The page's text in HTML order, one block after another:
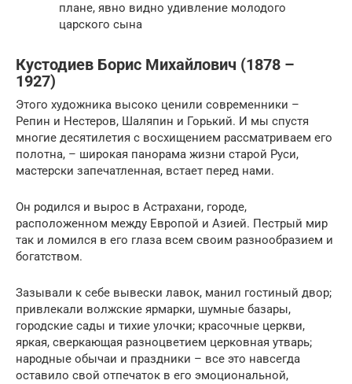
плане, явно видно удивление молодого
царского сына
Кустодиев Борис Михайлович (1878 –
1927)
Этого художника высоко ценили современники –
Репин и Нестеров, Шаляпин и Горький. И мы спустя
многие десятилетия с восхищением рассматриваем его
полотна, – широкая панорама жизни старой Руси,
мастерски запечатленная, встает перед нами.
Он родился и вырос в Астрахани, городе,
расположенном между Европой и Азией. Пестрый мир
так и ломился в его глаза всем своим разнообразием и
богатством.
Зазывали к себе вывески лавок, манил гостиный двор;
привлекали волжские ярмарки, шумные базары,
городские сады и тихие улочки; красочные церкви,
яркая, сверкающая разноцветием церковная утварь;
народные обычаи и праздники – все это навсегда
оставило свой отпечаток в его эмоциональной,